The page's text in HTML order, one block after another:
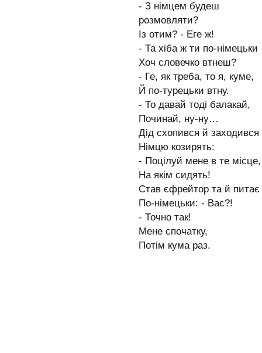
- З німцем будеш
розмовляти?
Із отим? - Еге ж!
- Та хіба ж ти по-німецьки
Хоч словечко втнеш?
- Ге, як треба, то я, куме,
Й по-турецьки втну.
- То давай тоді балакай,
Починай, ну-ну…
Дід схопився й заходився
Німцю козирять:
- Поцілуй мене в те місце,
На якім сидять!
Став єфрейтор та й питає
По-німецьки: - Вас?!
- Точно так!
Мене спочатку,
Потім кума раз.